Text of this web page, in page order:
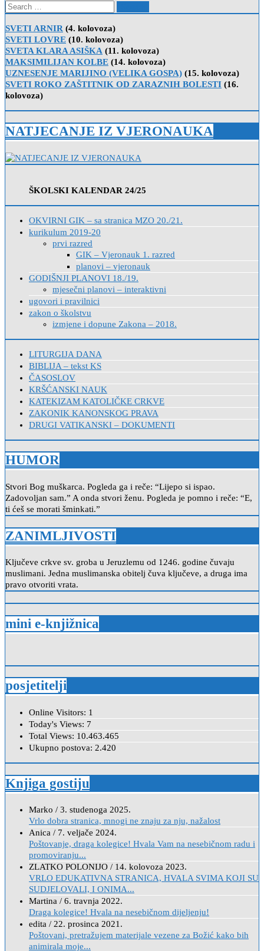
Search
for:
SVETI ARNIR (4. kolovoza)
SVETI LOVRE (10. kolovoza)
SVETA KLARA ASIŠKA (11. kolovoza)
MAKSIMILIJAN KOLBE (14. kolovoza)
UZNESENJE MARIJINO (VELIKA GOSPA) (15. kolovoza)
SVETI ROKO ZAŠTITNIK OD ZARAZNIH BOLESTI (16.
kolovoza)
NATJECANJE IZ VJERONAUKA
ŠKOLSKI KALENDAR 24/25
OKVIRNI GIK – sa stranica MZO 20./21.
kurikulum 2019-20
prvi razred
GIK – Vjeronauk 1. razred
planovi – vjeronauk
GODIŠNJI PLANOVI 18./19.
mjesečni planovi – interaktivni
ugovori i pravilnici
zakon o školstvu
izmjene i dopune Zakona – 2018.
LITURGIJA DANA
BIBLIJA – tekst KS
ČASOSLOV
KRŠĆANSKI NAUK
KATEKIZAM KATOLIČKE CRKVE
ZAKONIK KANONSKOG PRAVA
DRUGI VATIKANSKI – DOKUMENTI
HUMOR
Stvori Bog muškarca. Pogleda ga i reče: “Lijepo si ispao.
Zadovoljan sam.” A onda stvori ženu. Pogleda je pomno i reče: “E,
ti ćeš se morati šminkati.”
ZANIMLJIVOSTI
Ključeve crkve sv. groba u Jeruzlemu od 1246. godine čuvaju
muslimani. Jedna muslimanska obitelj čuva ključeve, a druga ima
pravo otvoriti vrata.
mini e-knjižnica
posjetitelji
Online Visitors: 1
Today's Views: 7
Total Views: 10.463.465
Ukupno postova: 2.420
Knjiga gostiju
Marko / 3. studenoga 2025.
Vrlo dobra stranica, mnogi ne znaju za nju, nažalost
Anica / 7. veljače 2024.
Poštovanje, draga kolegice! Hvala Vam na nesebičnom radu i
promoviranju...
ZLATKO POLONIJO / 14. kolovoza 2023.
VRLO EDUKATIVNA STRANICA, HVALA SVIMA KOJI SU
SUDJELOVALI, I ONIMA...
Martina / 6. travnja 2022.
Draga kolegice! Hvala na nesebičnom dijeljenju!
edita / 22. prosinca 2021.
Poštovani, pretražujem materijale vezene za Božić kako bih
animirala moje...